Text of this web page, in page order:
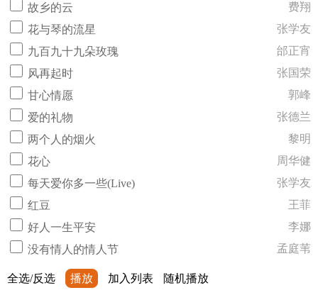
故乡的云
费翔
花与琴的流星
张学友
九百九十九朵玫瑰
邰正宵
风再起时
张国荣
甘心情愿
郭峰
爱的礼物
张德兰
两个人的烟火
黎明
花心
周华健
每天爱你多一些(Live)
张学友
红豆
王菲
好人一生平安
李娜
没有情人的情人节
孟庭苇
全选/反选 播放 加入列表 随机播放